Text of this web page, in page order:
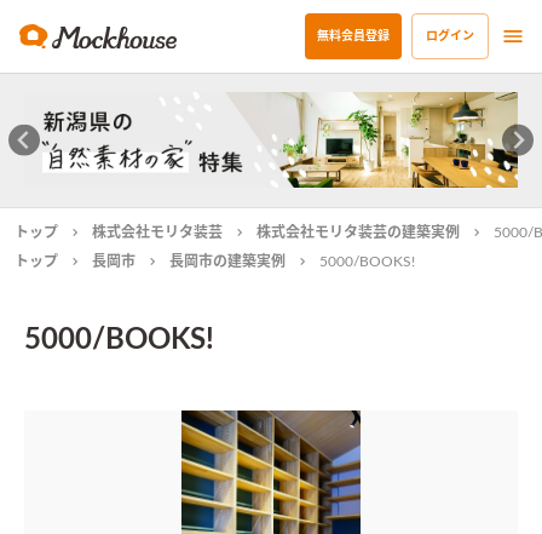
無料会員登録 ログイン
トップ 株式会社モリタ装芸 株式会社モリタ装芸の建築実例
5000/
トップ
長岡市 長岡市の建築実例 5000/BOOKS!
5000/BOOKS!